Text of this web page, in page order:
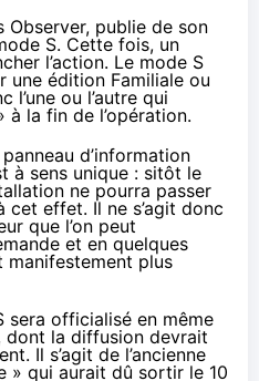
Observer, publie de son
S. Cette fois, un
l’action. Le mode S
une édition Familiale ou
l’une ou l’autre qui
la fin de l’opération.
d’information
à sens unique : sitôt le
ne pourra passer
cet effet. Il ne s’agit donc
que l’on peut
et en quelques
manifestement plus
sera officialisé en même
dont la diffusion devrait
Il s’agit de l’ancienne
» qui aurait dû sortir le 10